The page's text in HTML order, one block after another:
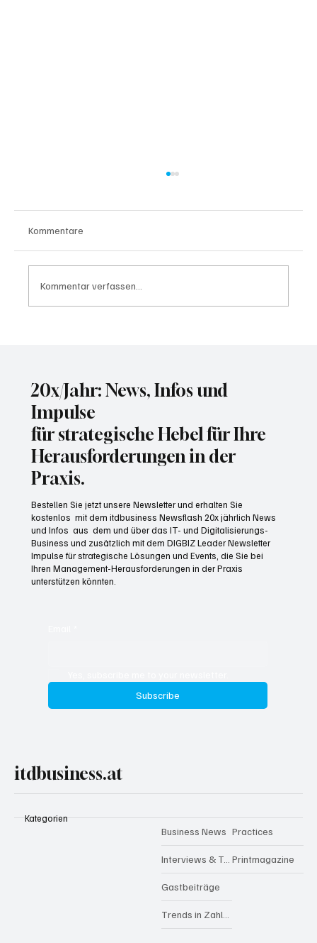
Kommentare
Kommentar verfassen...
20x/Jahr: News, Infos und
Impulse
für strategische Hebel für Ihre
Herausforderungen in der
Praxis.
Subscribe
Bestellen Sie jetzt unsere Newsletter und erhalten Sie
kostenlos mit dem itdbusiness Newsflash 20x jährlich News
und Infos aus dem und über das IT- und Digitalisierungs-
Business und zusätzlich mit dem DIGBIZ Leader Newsletter
Impulse für strategische Lösungen und Events, die Sie bei
Ihren Management-Herausforderungen in der Praxis
unterstützen könnten.
itdbusiness.at
Kategorien
Business News
Interviews & Talks
Gastbeiträge
Practices
Printmagazine